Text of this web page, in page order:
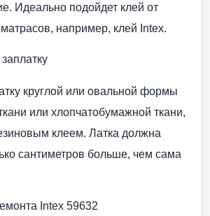
Идеально подойдет клей от
например, клей Intex.
круглой или овальной формы
или хлопчатобумажной ткани,
клеем. Латка должна
сантиметров больше, чем сама
Intex 59632